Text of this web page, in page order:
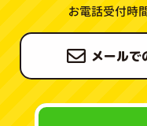
お電話受付時
メールで